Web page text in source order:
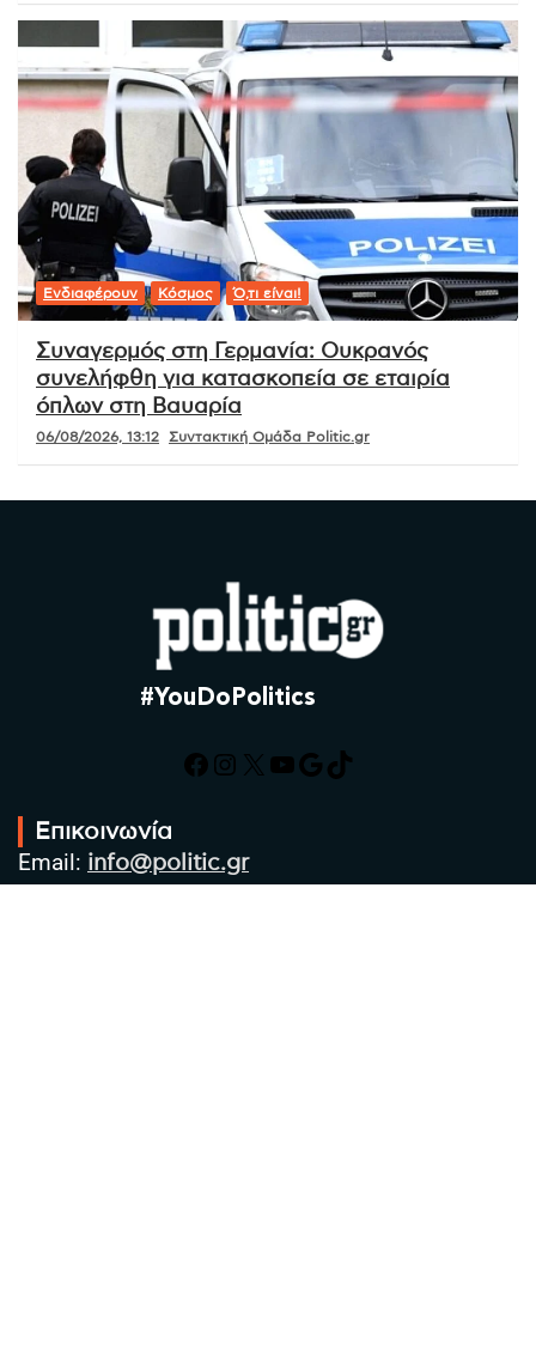
Ενδιαφέρουν Κόσμος Ό,τι είναι!
Συναγερμός στη Γερμανία: Ουκρανός
συνελήφθη για κατασκοπεία σε εταιρία
όπλων στη Βαυαρία
06/08/2026, 13:12 Συντακτική Ομάδα Politic.gr
#YouDoPolitics
Facebook
Instagram
X YouTube
Google
TikTok
Επικοινωνία
Email: info@politic.gr